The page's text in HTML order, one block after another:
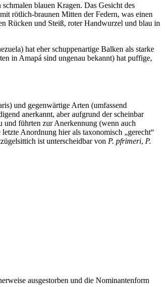
blauen Kragen. Das Gesicht des
rötlich-braunen Mitten der Federn, was einen
Rücken und Steiß, roter Handwurzel und blau in
hat eher schuppenartige Balken als starke
in Amapá sind ungenau bekannt) hat puffige,
und gegenwärtige Arten (umfassend
anerkannt, aber aufgrund der scheinbar
und führten zur Anerkennung (wenn auch
Anordnung hier als taxonomisch „gerecht“
ist unterscheidbar von P. pfrimeri, P.
ausgestorben und die Nominantenform